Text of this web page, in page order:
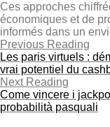
Ces approches
économiques et de
informés dans un
Previous Reading
Les paris virtuels :
vrai potentiel du
Next Reading
Come vincere i
probabilità pasquali